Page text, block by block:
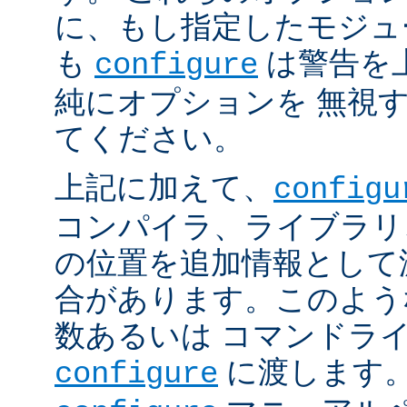
に、もし指定したモジ
も configure は警告を
純にオプションを 無視
てください。
上記に加えて、
コンパイラ、ライブラ
の位置を追加情報とし
合があります。このよ
数あるいは コマンドラ
configure に渡します